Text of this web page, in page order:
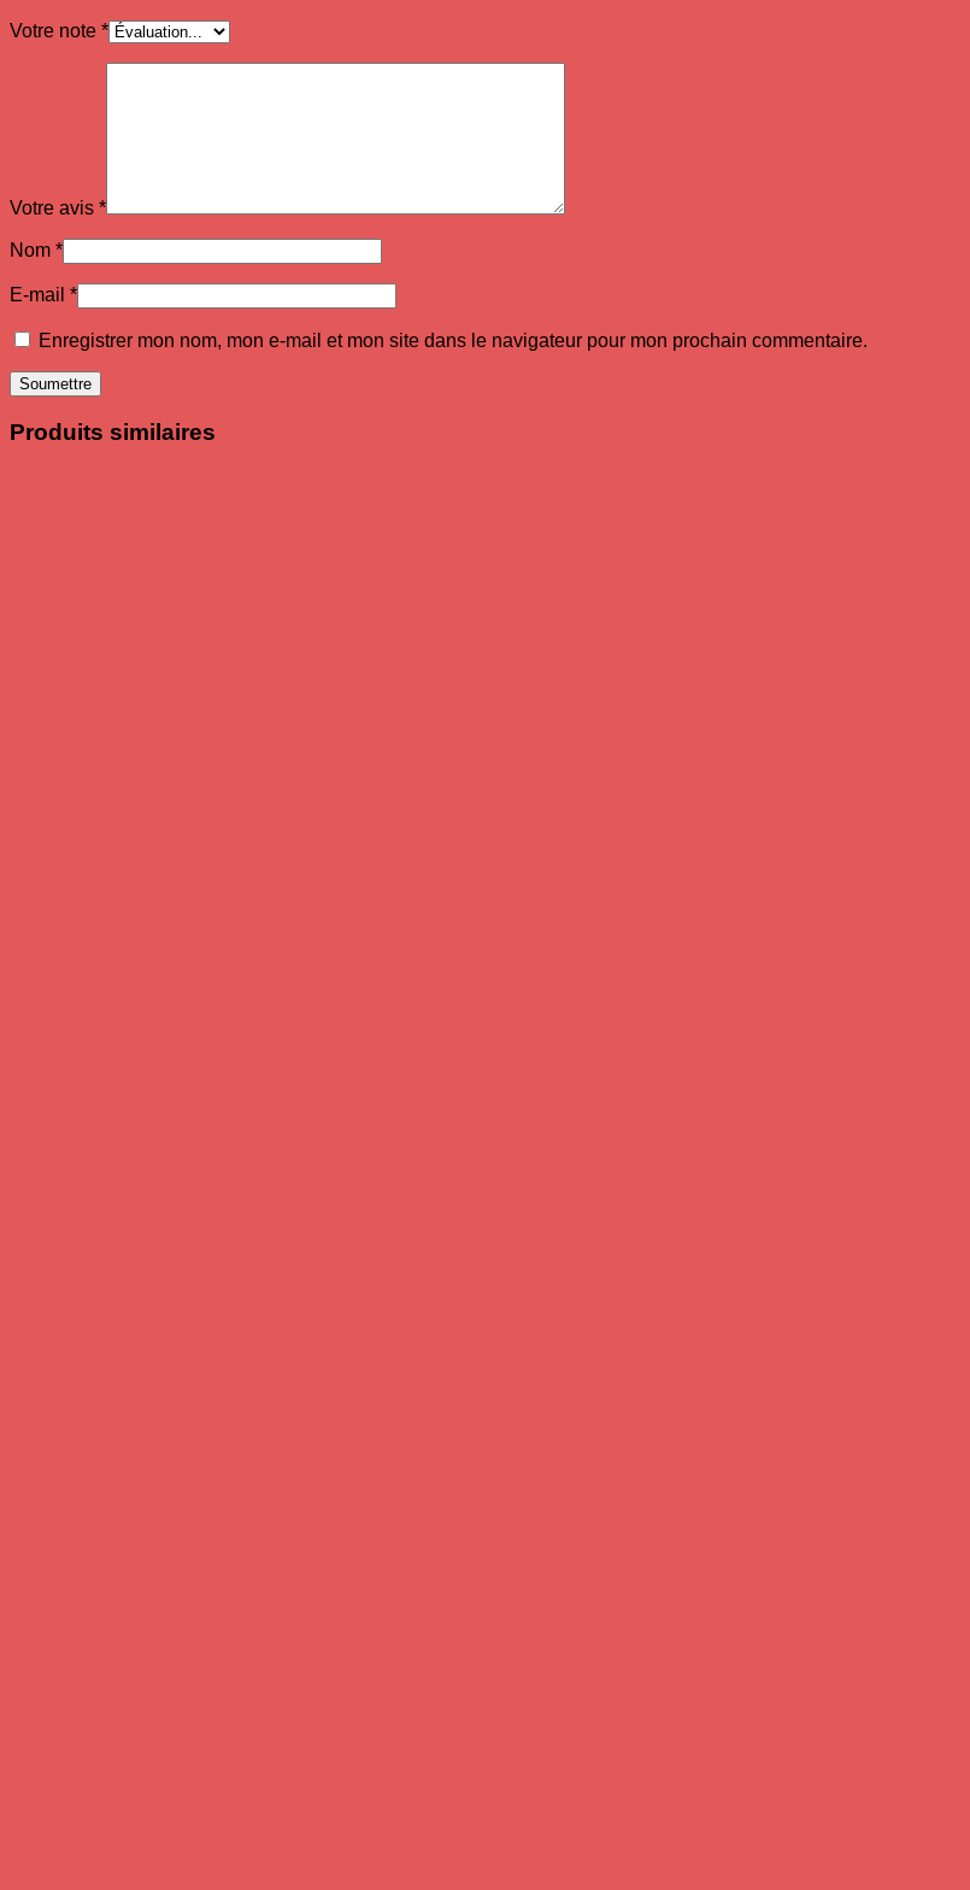
Votre note *
Votre avis *
Nom *
E-mail *
Enregistrer mon nom, mon e-mail et mon site dans le navigateur pour mon prochain commentaire.
Produits similaires